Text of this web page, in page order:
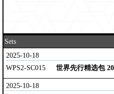
Sets
2025-10-18
WPS2-SC015
世界先行精选包
2025-10-18